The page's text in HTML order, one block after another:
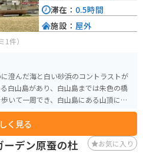
1件）
澄んだ海と白い砂浜のコントラストが
白山島があり、白山島までは朱色の橋
いて一周でき、白山島にある山頂には
夏場は海水浴を楽しむ人でいっぱいに
を楽しむ人や白山島へ訪れる人がいま
く見る
滞在： 0.5時間
施設： 屋外
デン原蚕の杜 お気に入り